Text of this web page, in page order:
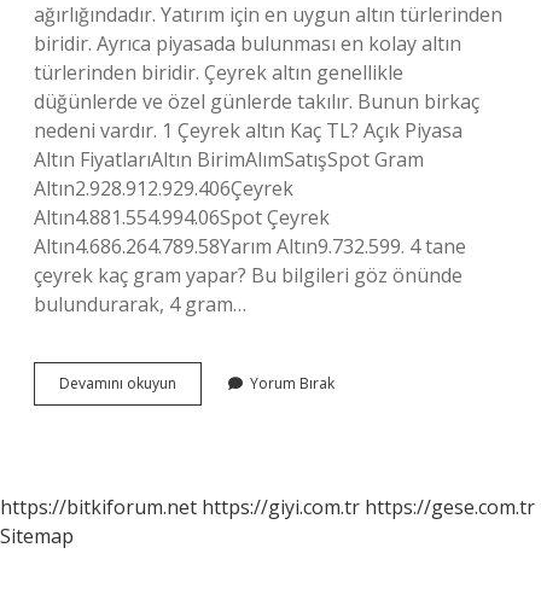
ağırlığındadır. Yatırım için en uygun altın türlerinden
biridir. Ayrıca piyasada bulunması en kolay altın
türlerinden biridir. Çeyrek altın genellikle
düğünlerde ve özel günlerde takılır. Bunun birkaç
nedeni vardır. 1 Çeyrek altın Kaç TL? Açık Piyasa
Altın FiyatlarıAltın BirimAlımSatışSpot Gram
Altın2.928.912.929.406Çeyrek
Altın4.881.554.994.06Spot Çeyrek
Altın4.686.264.789.58Yarım Altın9.732.599. 4 tane
çeyrek kaç gram yapar? Bu bilgileri göz önünde
bulundurarak, 4 gram…
Devamını okuyun
Çeyrek
Yorum Bırak
https://bitkiforum.net https://giyi.com.tr https://gese.com.tr
Sitemap